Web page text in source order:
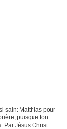
saint Matthias pour
puisque ton
Jésus Christ...